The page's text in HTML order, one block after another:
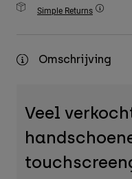
Accessories
Bags & Backpacks
Alles bekijken
Simple Returns
Omschrijving
Veel